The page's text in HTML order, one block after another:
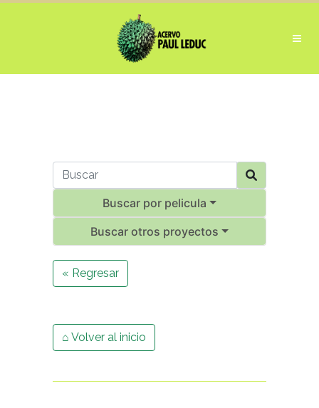
Buscar por pelicula
Buscar otros proyectos
« Regresar
⌂ Volver al inicio